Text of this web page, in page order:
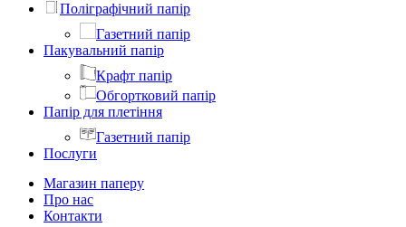
Поліграфічний папір
Газетний папір
Пакувальний папір
Крафт папір
Обгортковий папір
Папір для плетіння
Газетний папір
Послуги
Магазин паперу
Про нас
Контакти